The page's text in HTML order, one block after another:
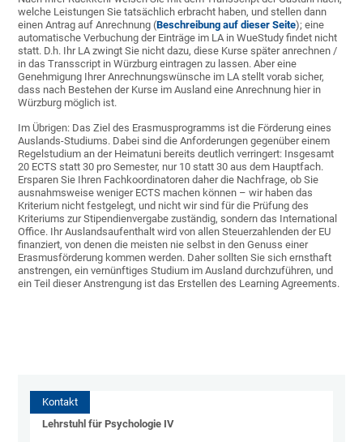
welche Leistungen Sie tatsächlich erbracht haben, und stellen dann
einen Antrag auf Anrechnung (Beschreibung auf dieser Seite); eine
automatische Verbuchung der Einträge im LA in WueStudy findet nicht
statt. D.h. Ihr LA zwingt Sie nicht dazu, diese Kurse später anrechnen /
in das Transscript in Würzburg eintragen zu lassen. Aber eine
Genehmigung Ihrer Anrechnungswünsche im LA stellt vorab sicher,
dass nach Bestehen der Kurse im Ausland eine Anrechnung hier in
Würzburg möglich ist.
Im Übrigen: Das Ziel des Erasmusprogramms ist die Förderung eines
Auslands-Studiums. Dabei sind die Anforderungen gegenüber einem
Regelstudium an der Heimatuni bereits deutlich verringert: Insgesamt
20 ECTS statt 30 pro Semester, nur 10 statt 30 aus dem Hauptfach.
Ersparen Sie Ihren Fachkoordinatoren daher die Nachfrage, ob Sie
ausnahmsweise weniger ECTS machen können – wir haben das
Kriterium nicht festgelegt, und nicht wir sind für die Prüfung des
Kriteriums zur Stipendienvergabe zuständig, sondern das International
Office. Ihr Auslandsaufenthalt wird von allen Steuerzahlenden der EU
finanziert, von denen die meisten nie selbst in den Genuss einer
Erasmusförderung kommen werden. Daher sollten Sie sich ernsthaft
anstrengen, ein vernünftiges Studium im Ausland durchzuführen, und
ein Teil dieser Anstrengung ist das Erstellen des Learning Agreements.
Kontakt
Lehrstuhl für Psychologie IV